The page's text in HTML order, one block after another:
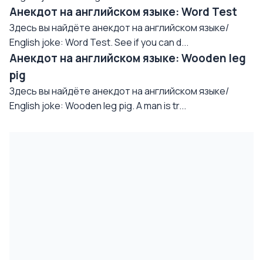
Анекдот на английском языке: Word Test
Здесь вы найдёте анекдот на английском языке/
English joke: Word Test. See if you can d...
Анекдот на английском языке: Wooden leg
pig
Здесь вы найдёте анекдот на английском языке/
English joke: Wooden leg pig. A man is tr...